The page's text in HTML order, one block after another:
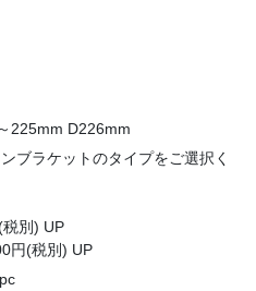
225mm D226mm
ブラケットのタイプをご選択く
別) UP
円(税別) UP